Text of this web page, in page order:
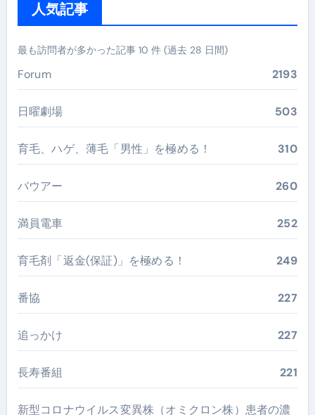
人気記事
最も訪問者が多かった記事 10 件 (過去 28 日間)
Forum 2193
日曜劇場 503
育毛、ハゲ、薄毛「男性」を極める！ 310
バウアー 260
満員電車 252
育毛剤「返金(保証)」を極める！ 249
番協 227
追っかけ 227
長寿番組 221
新型コロナウイルス変異株（オミクロン株）患者の濃